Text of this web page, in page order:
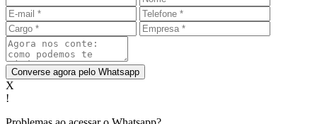
Converse agora pelo Whatsapp
X
!